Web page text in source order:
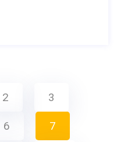
2 3
6 7